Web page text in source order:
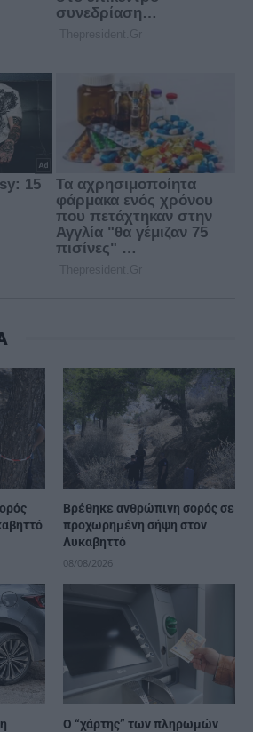
Βρέθηκε ανθρώπινη σορός σε
προχωρημένη σήψη στον
Λυκαβηττό
08/08/2026
Ο “χάρτης” των πληρωμών